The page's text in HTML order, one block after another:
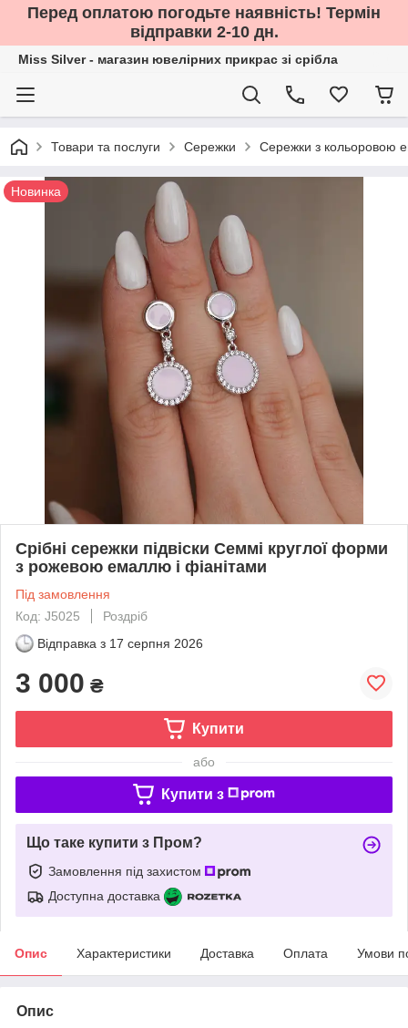
Перед оплатою погодьте наявність! Термін
відправки 2-10 дн.
Miss Silver - магазин ювелірних прикрас зі срібла
Товари та послуги Сережки Сережки з кольоровою
Новинка
Срібні сережки підвіски Семмі круглої форми
з рожевою емаллю і фіанітами
Під замовлення
Код: J5025
Роздріб
Відправка з 17 серпня 2026
3 000 ₴
Купити
або
Купити з
Що таке купити з Пром?
Замовлення під захистом
Доступна доставка
Опис Характеристики Доставка Оплата Умови
Опис